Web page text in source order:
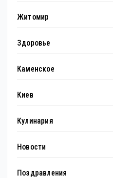
Житомир
Здоровье
Каменское
Киев
Кулинария
Новости
Поздравления